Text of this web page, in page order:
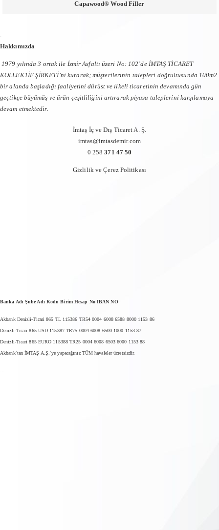
Capawood® Wood Filler
.
Hakkımızda
1979 yılında 3 ortak ile İzmir Asfaltı üzeri No: 102’de İMTAŞ TİCARET
KOLLEKTİF ŞİRKETİ’ni kurarak; müşterilerinin talepleri doğrultusunda 100m2
bir alanda başladığı faaliyetini dürüst ve ilkeli ticaretinin devamında gün
geçtikçe büyümüş ve ürün çeşitliliğini artırarak piyasa taleplerini karşılamaya
devam etmektedir.
İmtaş İç ve Dış Ticaret A. Ş.
imtas@imtasdemir.com
0 258371 47 50
Gizlilik ve Çerez Politikası
Banka Adı Şube Adı Kodu Birim Hesap No IBAN NO
Akbank Denizli-Ticari 865 TL 115386 TR54 0004 6008 6588 8000 1153 86
Denizli-Ticari 865 USD 115387 TR75 0004 6008 6500 1000 1153 87
Denizli-Ticari 865 EURO 115388 TR25 0004 6008 6503 6000 1153 88
Akbank´tan İMTAŞ A.Ş.´ye yapacağınız TÜM havaleler ücretsizdir.